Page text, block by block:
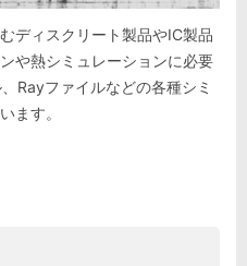
ディスクリート製品やIC製品
や熱シミュレーションに必要
Rayファイルなどの各種シミ
ます。